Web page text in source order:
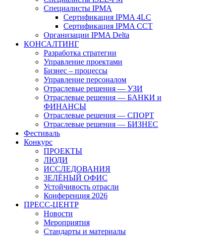
Специалисты IPMA
Сертификация IPMA 4LC
Сертификация IPMA CCT
Организации IPMA Delta
КОНСАЛТИНГ
Разработка стратегии
Управление проектами
Бизнес – процессы
Управление персоналом
Отраслевые решения — УЗИ
Отраслевые решения — БАНКИ и
ФИНАНСЫ
Отраслевые решения — СПОРТ
Отраслевые решения — БИЗНЕС
Фестиваль
Конкурс
ПРОЕКТЫ
ЛЮДИ
ИССЛЕДОВАНИЯ
ЗЕЛЁНЫЙ ОФИС
Устойчивость отрасли
Конференция 2026
ПРЕСС-ЦЕНТР
Новости
Мероприятия
Стандарты и материалы